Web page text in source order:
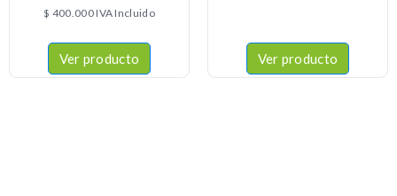
$ 400.000IVA Incluido
Ver producto Ver producto